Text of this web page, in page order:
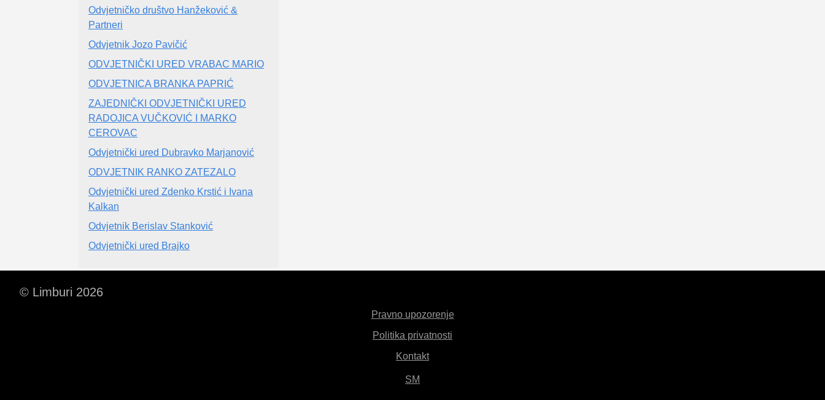
Odvjetničko društvo Hanžeković &
Partneri
Odvjetnik Jozo Pavičić
ODVJETNIČKI URED VRABAC MARIO
ODVJETNICA BRANKA PAPRIĆ
ZAJEDNIČKI ODVJETNIČKI URED
RADOJICA VUČKOVIĆ I MARKO
CEROVAC
Odvjetnički ured Dubravko Marjanović
ODVJETNIK RANKO ZATEZALO
Odvjetnički ured Zdenko Krstić i Ivana
Kalkan
Odvjetnik Berislav Stanković
Odvjetnički ured Brajko
© Limburi 2026
Pravno upozorenje
Politika privatnosti
Kontakt
SM